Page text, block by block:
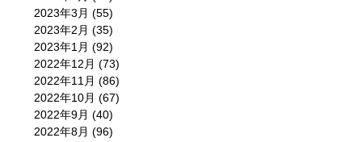
2023年3月 (55)
2023年2月 (35)
2023年1月 (92)
2022年12月 (73)
2022年11月 (86)
2022年10月 (67)
2022年9月 (40)
2022年8月 (96)